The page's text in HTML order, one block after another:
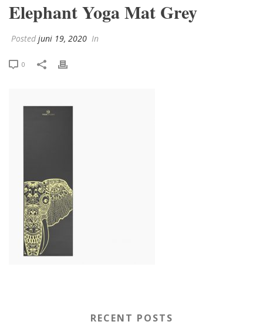
Elephant Yoga Mat Grey
Posted juni 19, 2020 In
0
RECENT POSTS